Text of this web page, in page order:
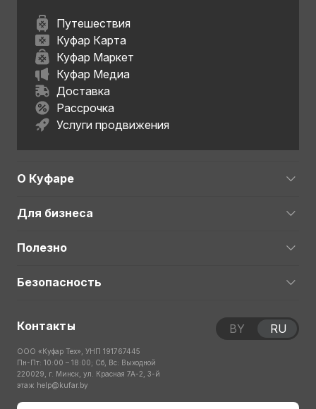
Путешествия
Куфар Карта
Куфар Маркет
Куфар Медиа
Доставка
Рассрочка
Услуги продвижения
О Куфаре
Для бизнеса
Полезно
Безопасность
Контакты
ООО «Куфар Тех», УНП 191767445
Пн-Пт: 10:00 – 18:00; Сб, Вс: Выходной
220029, г. Минск, ул. Красная 7А-2, 3-й
этаж help@kufar.by
BY RU